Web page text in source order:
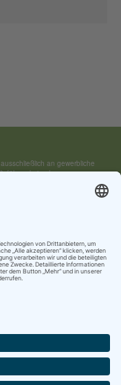
an gewerbliche
führen keine Lagerware,
Familienunternehmen
Kontakt